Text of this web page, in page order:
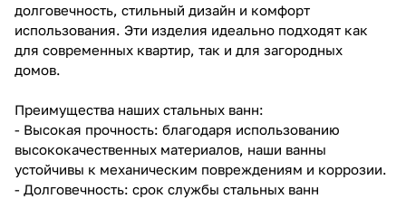
долговечность, стильный дизайн и комфорт
использования. Эти изделия идеально подходят как
для современных квартир, так и для загородных
домов.
Преимущества наших стальных ванн:
- Высокая прочность: благодаря использованию
высококачественных материалов, наши ванны
устойчивы к механическим повреждениям и коррозии.
- Долговечность: срок службы стальных ванн